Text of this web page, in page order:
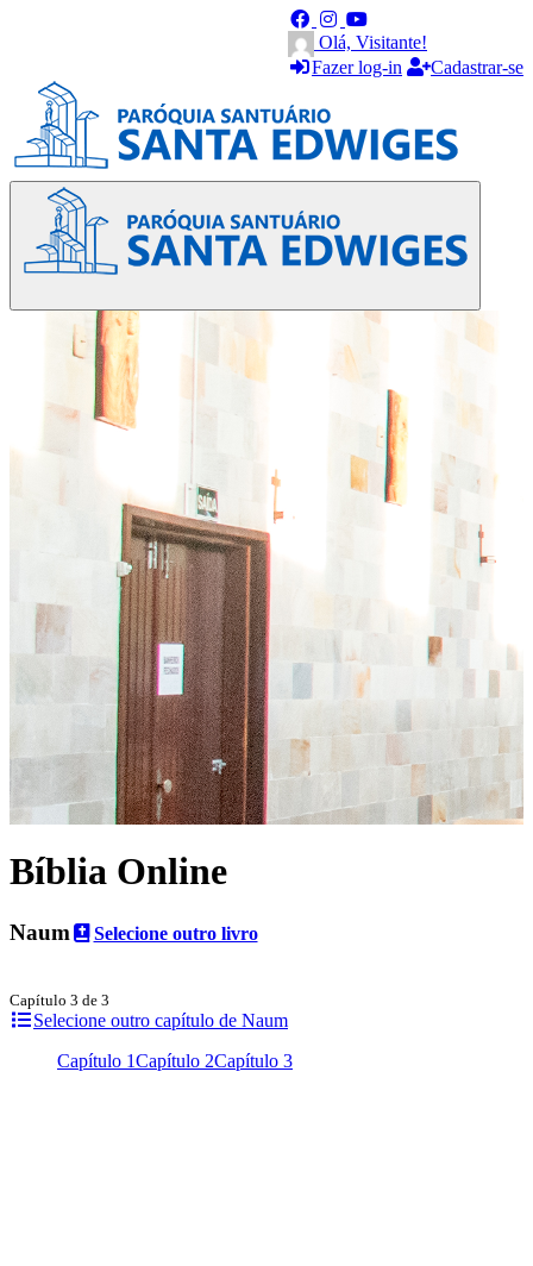
Olá, Visitante!
Fazer log-in
Cadastrar-se
Bíblia Online
Naum Selecione outro livro
Capítulo 3 de 3
Selecione outro capítulo de Naum
Capítulo 1Capítulo 2Capítulo 3